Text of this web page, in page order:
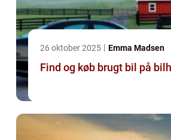
26 oktober 2025 Emma Madsen
Find og køb brugt bil på